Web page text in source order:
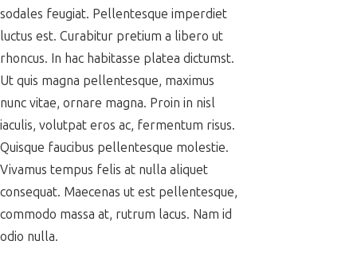
sodales feugiat. Pellentesque imperdiet
luctus est. Curabitur pretium a libero ut
rhoncus. In hac habitasse platea dictumst.
Ut quis magna pellentesque, maximus
nunc vitae, ornare magna. Proin in nisl
iaculis, volutpat eros ac, fermentum risus.
Quisque faucibus pellentesque molestie.
Vivamus tempus felis at nulla aliquet
consequat. Maecenas ut est pellentesque,
commodo massa at, rutrum lacus. Nam id
odio nulla.